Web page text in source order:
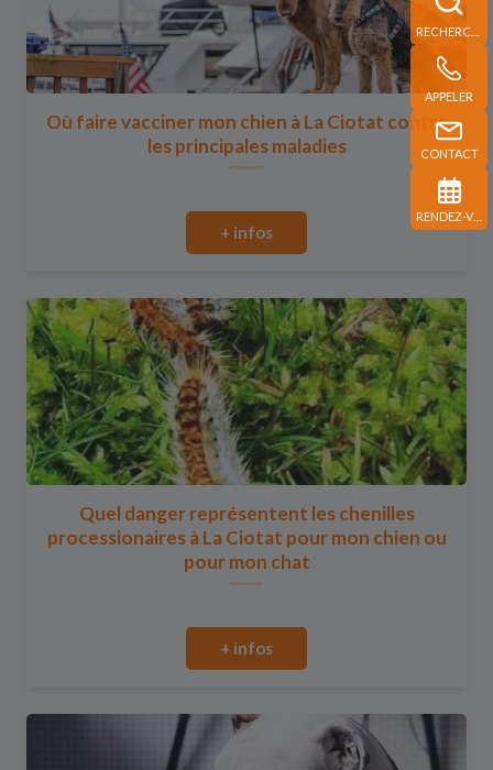
APPELER
CONTACT
RENDEZ-VOUS
Où faire vacciner mon chien à La Ciotat contre
les principales maladies
+ infos
Quel danger représentent les chenilles
processionaires à La Ciotat pour mon chien ou
pour mon chat
+ infos